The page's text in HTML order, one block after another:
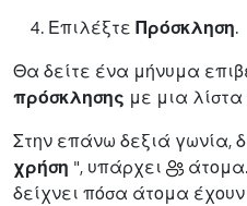
Επιλέξτε Πρόσκληση.
Θα δείτε ένα μήνυμα
πρόσκλησης με μια
Στην επάνω δεξιά γωνία,
χρήση ", υπάρχει
δείχνει πόσα άτομα έχουν